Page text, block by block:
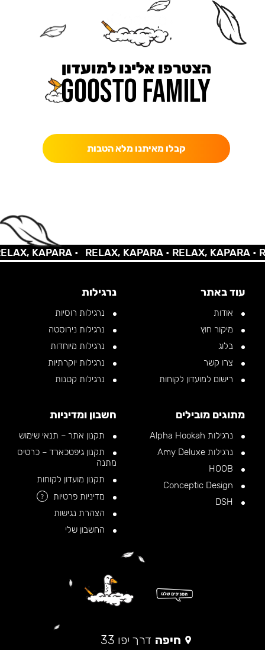
הצטרפו אלינו למועדון
קבלו מאיתנו מלא הטבות
KAPARA • RELAX, KAPARA •RELAX, KAPARA •
עוד באתר
אודות
מיקור חוץ
בלוג
צרו קשר
רישום למועדון לקוחות
נרגילות
נרגילות רוסיות
נרגילות נירוסטה
נרגילות מיוחדות
נרגילות יוקרתיות
נרגילות קטנות
מתוגים מובילים
נרגילות Alpha Hookah
נרגילות Amy Deluxe
חשבון ומדיניות
תקנון אתר – תנאי שימוש
תקנון גיפטכארד – כרטיס
מתנה
תקנון מועדון לקוחות
מדיניות פרטיות
?
הצהרת נגישות
החשבון שלי
חיפה דרך יפו 33